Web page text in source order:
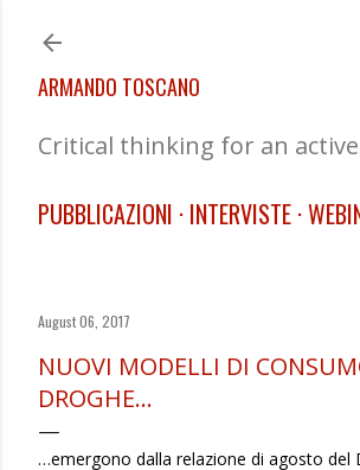
ARMANDO TOSCANO
Critical thinking for an
PUBBLICAZIONI INTERVISTE
August 06, 2017
NUOVI MODELLI DI
DROGHE…
…emergono dalla relazione di agosto del